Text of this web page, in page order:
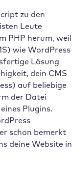
zu den
Leute
PHP herum, weil
wie WordPress
Lösung
dein CMS
auf beliebige
der Datei
Plugins.
schon bemerkt
deine Website in